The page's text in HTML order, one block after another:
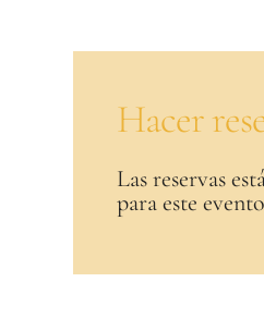
Hacer
Las reservas
para este